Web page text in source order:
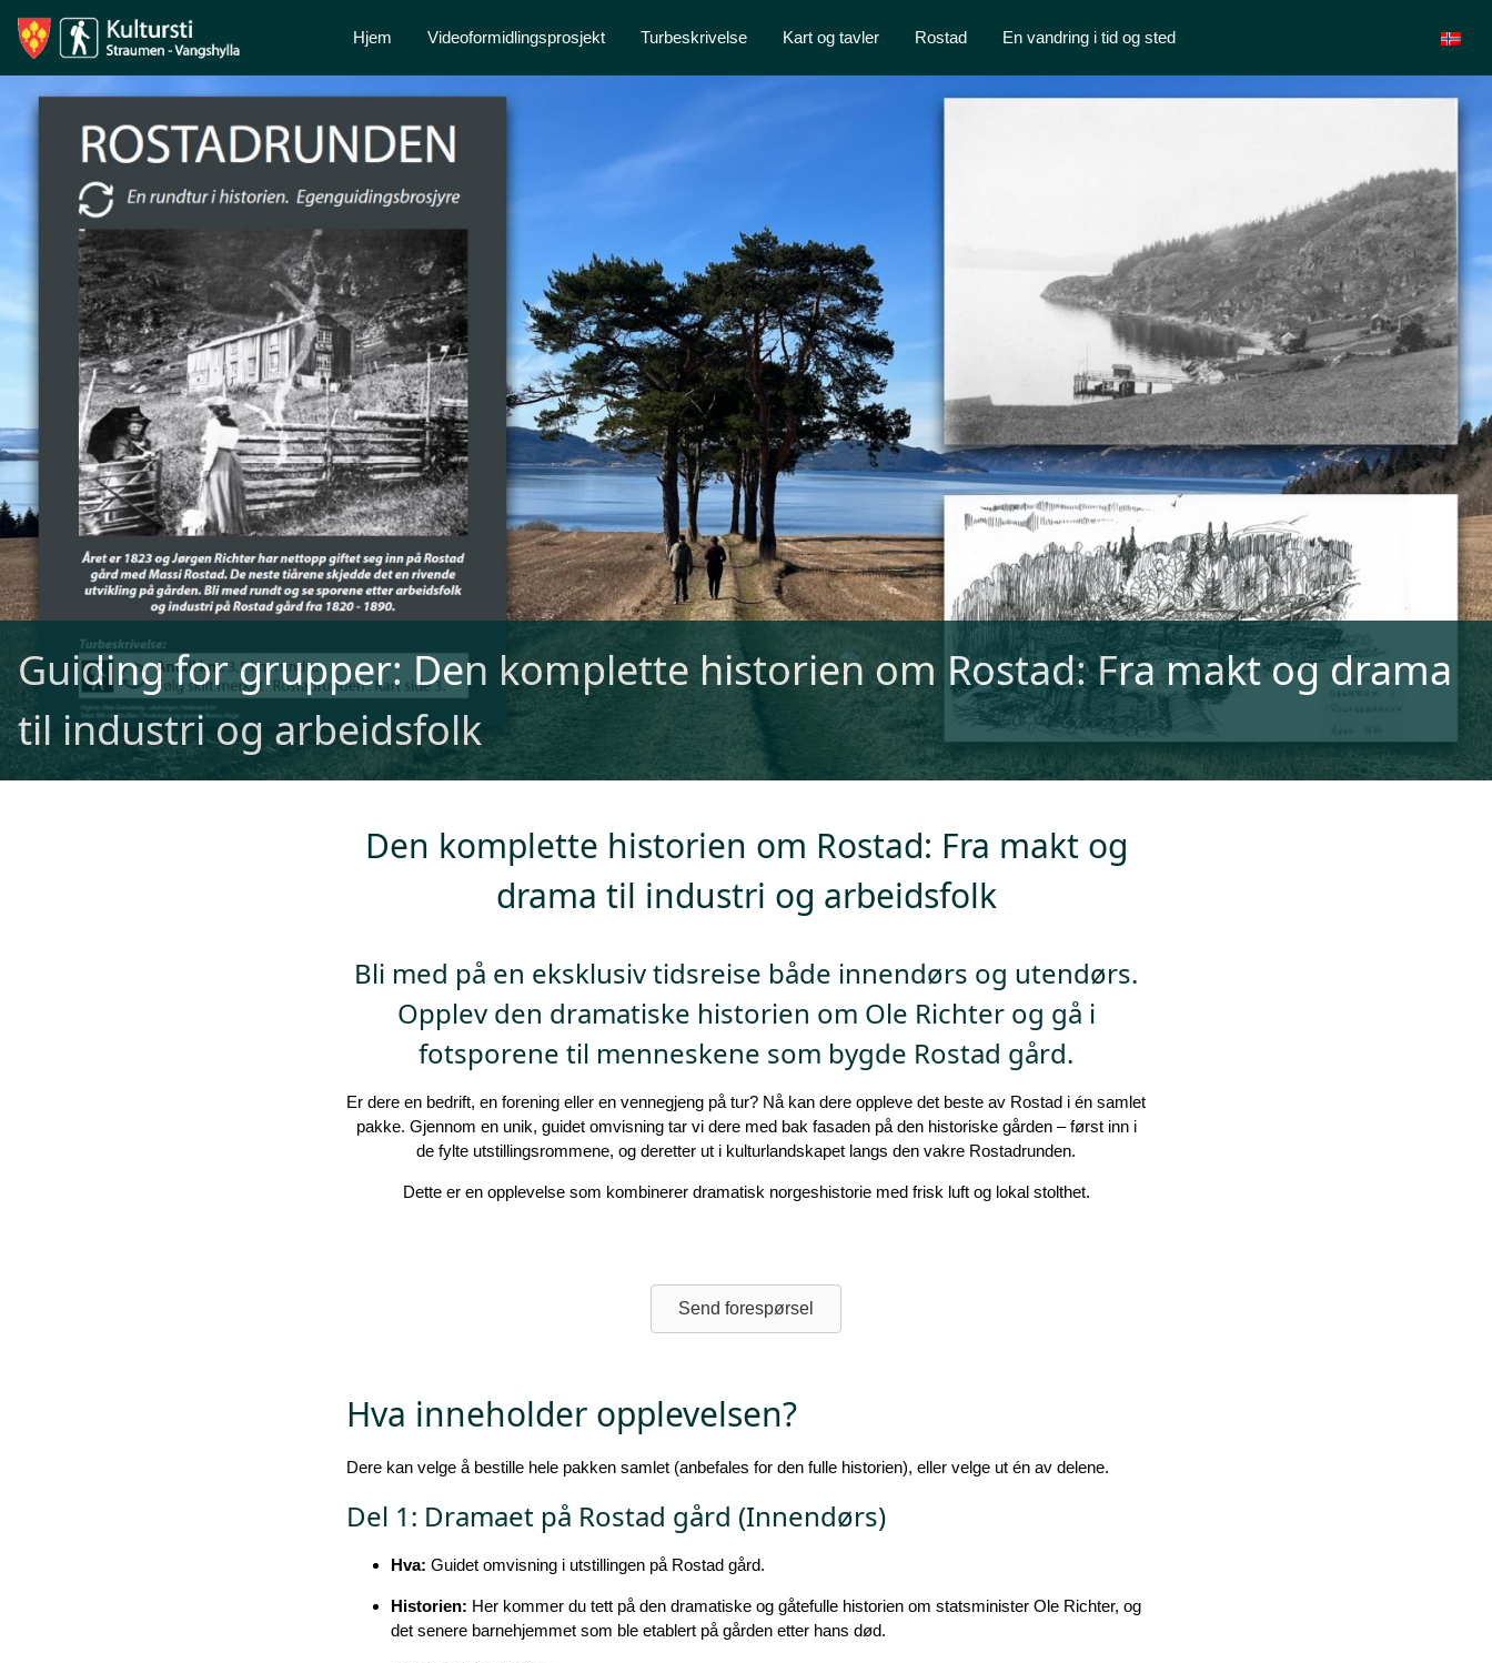
Hjem Videoformidlingsprosjekt Turbeskrivelse Kart og tavler Rostad En vandring i tid og sted
Guiding for grupper: Den komplette historien om Rostad: Fra makt og drama
til industri og arbeidsfolk
Den komplette historien om Rostad: Fra makt og
drama til industri og arbeidsfolk
Bli med på en eksklusiv tidsreise både innendørs og utendørs.
Opplev den dramatiske historien om Ole Richter og gå i
fotsporene til menneskene som bygde Rostad gård.
Er dere en bedrift, en forening eller en vennegjeng på tur? Nå kan dere oppleve det beste av Rostad i én samlet
pakke. Gjennom en unik, guidet omvisning tar vi dere med bak fasaden på den historiske gården – først inn i
de fylte utstillingsrommene, og deretter ut i kulturlandskapet langs den vakre Rostadrunden.
Dette er en opplevelse som kombinerer dramatisk norgeshistorie med frisk luft og lokal stolthet.
Send forespørsel
Hva inneholder opplevelsen?
Dere kan velge å bestille hele pakken samlet (anbefales for den fulle historien), eller velge ut én av delene.
Del 1: Dramaet på Rostad gård (Innendørs)
Hva: Guidet omvisning i utstillingen på Rostad gård.
Historien: Her kommer du tett på den dramatiske og gåtefulle historien om statsminister Ole Richter, og
det senere barnehjemmet som ble etablert på gården etter hans død.